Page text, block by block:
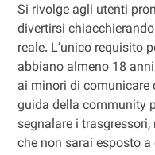
Si rivolge agli utenti
divertirsi
reale. L’unico requisito
abbiano almeno 18
ai minori di comunicare
guida della community
segnalare i
che non sarai esposto